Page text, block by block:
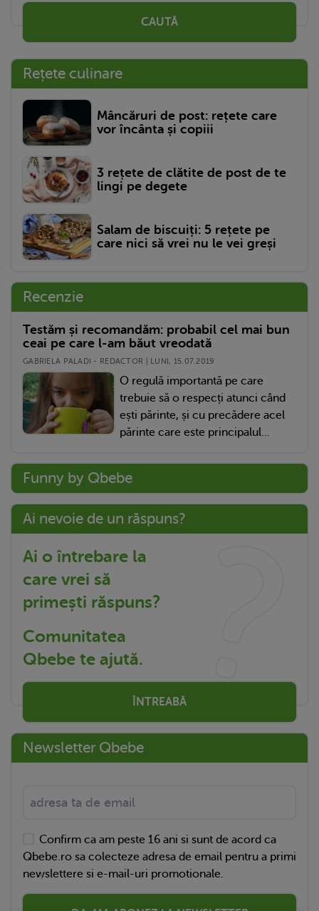
CAUTĂ
Rețete culinare
Mâncăruri de post: rețete care
vor încânta și copiii
3 rețete de clătite de post de te
lingi pe degete
Salam de biscuiți: 5 rețete pe
care nici să vrei nu le vei greși
Recenzie
Testăm și recomandăm: probabil cel mai bun
ceai pe care l-am băut vreodată
GABRIELA PALADI - REDACTOR | LUNI, 15.07.2019
O regulă importantă pe care
trebuie să o respecți atunci când
ești părinte, și cu precădere acel
părinte care este principalul...
Funny by Qbebe
Ai nevoie de un răspuns?
Ai o întrebare la
care vrei să
primești răspuns?
Comunitatea
Qbebe te ajută.
ÎNTREABĂ
Newsletter Qbebe
Confirm ca am peste 16 ani si sunt de acord ca
Qbebe.ro sa colecteze adresa de email pentru a primi
newslettere si e-mail-uri promotionale.